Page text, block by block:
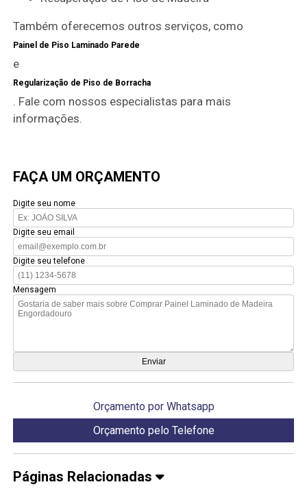
Também oferecemos outros serviços, como
Painel de Piso Laminado Parede
e
Regularização de Piso de Borracha
. Fale com nossos especialistas para mais
informações.
FAÇA UM ORÇAMENTO
Digite seu nome
Digite seu email
Digite seu telefone
Mensagem
Orçamento por Whatsapp
Orçamento pelo Telefone
Páginas Relacionadas